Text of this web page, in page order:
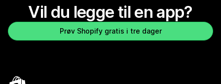
Vil du legge til en app?
Prøv Shopify gratis i tre dager